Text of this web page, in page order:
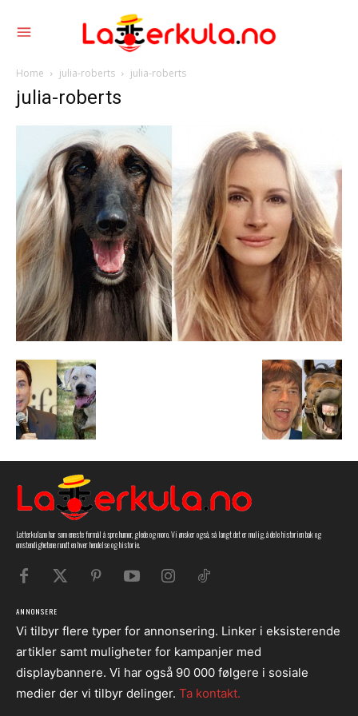
Home julia-roberts julia-roberts
julia-roberts
Latterkula.no har som eneste formål å spre humor, glede og moro. Vi ønsker også, så langt det er mulig, å dele historien bak og
omstendighetene rundt en hver hendelse og historie.
ANNONSERE
Vi tilbyr flere typer for annonsering. Linker i eksisterende
artikler samt muligheter for kampanjer med
displaybannere. Vi har også 90 000 følgere i sosiale
medier der vi tilbyr delinger. Ta kontakt.